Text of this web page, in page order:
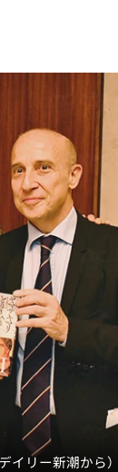
イリー新潮から）